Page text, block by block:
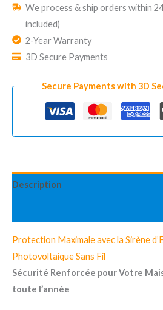
Photovoltaïque
Sans
We process & ship orders within
included)
2-Year Warranty
3D Secure Payments
Secure Payments with 3D
Description
Protection Maximale avec la Sirène
Photovoltaique Sans Fil
Sécurité Renforcée pour Votre
toute l’année